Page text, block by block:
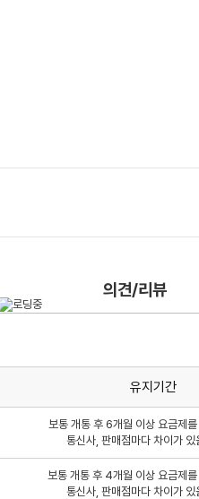
의견/리뷰
유지기간
보통 개통 후 6개월 이상 요금제
통신사, 판매점마다 차이가 있
보통 개통 후 4개월 이상 요금제
통신사, 판매점마다 차이가 있